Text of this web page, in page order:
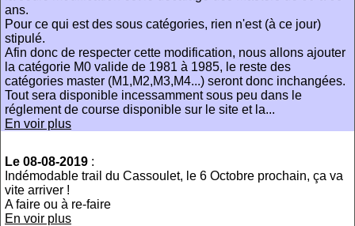
ans.
Pour ce qui est des sous catégories, rien n'est (à ce jour)
stipulé.
Afin donc de respecter cette modification, nous allons ajouter
la catégorie M0 valide de 1981 à 1985, le reste des
catégories master (M1,M2,M3,M4...) seront donc inchangées.
Tout sera disponible incessamment sous peu dans le
réglement de course disponible sur le site et la...
En voir plus
Le 08-08-2019 :
Indémodable trail du Cassoulet, le 6 Octobre prochain, ça va
vite arriver !
A faire ou à re-faire
En voir plus